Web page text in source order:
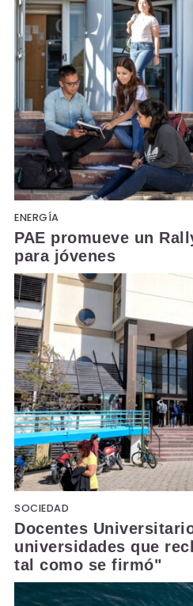
ENERGÍA
PAE promueve un
para jóvenes
SOCIEDAD
Docentes
universidades que
tal como se firmó"